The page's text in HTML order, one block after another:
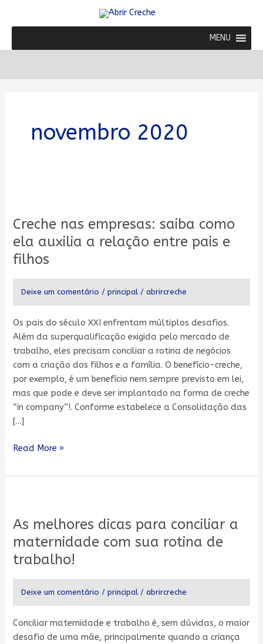
conteúdo
MENU
novembro 2020
Creche nas empresas: saiba como
ela auxilia a relação entre pais e
filhos
Deixe um comentário /principal/abrircreche
Os pais do século XXI enfrentam múltiplos desafios.
Além da superqualificação exigida pelo mercado de
trabalho, eles precisam conciliar a rotina de negócios
com a criação dos filhos e a família. O benefício-creche,
por exemplo, é um benefício nem sempre previsto em lei,
mas que pode e deve ser implantado na forma de creche
“in company”!. Conforme estabelece a Consolidação das
[…]
empresas:
saiba
como
ela
auxilia
relação
entre
pais
e
filhos
Read More »
As melhores dicas para conciliar a
maternidade com sua rotina de
trabalho!
Deixe um comentário /principal/abrircreche
Conciliar maternidade e trabalho é, sem dúvidas, o maior
desafio de uma mãe, principalmente quando a criança
dicas
para
conciliar
a
maternidade
com
sua
rotina
de